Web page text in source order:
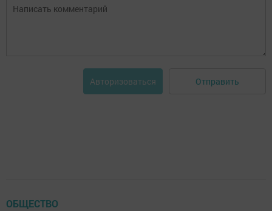
Авторизоваться Отправить
ОБЩЕСТВО